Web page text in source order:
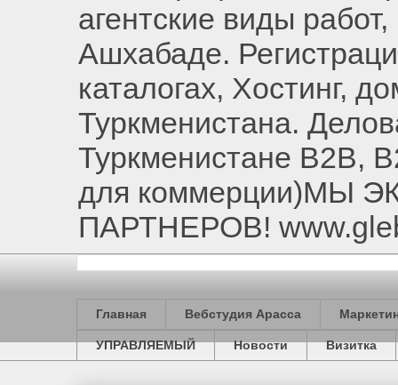
агентские виды
Ашхабаде.
каталогах, Хостинг,
Туркменистана.
Туркменистане B2B,
для коммерции)МЫ
ПАРТНЕРОВ!
Главная Вебстудия Арасса
УПРАВЛЯЕМЫЙ Новости Визитка